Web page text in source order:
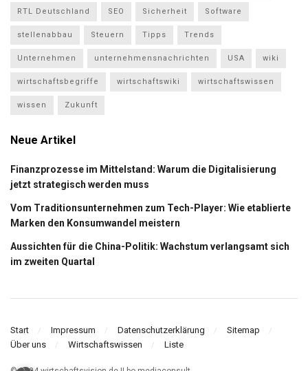
RTL Deutschland SEO Sicherheit Software
stellenabbau Steuern Tipps Trends
Unternehmen unternehmensnachrichten USA wiki
wirtschaftsbegriffe wirtschaftswiki wirtschaftswissen
wissen Zukunft
Neue Artikel
Finanzprozesse im Mittelstand: Warum die Digitalisierung
jetzt strategisch werden muss
Vom Traditionsunternehmen zum Tech-Player: Wie etablierte
Marken den Konsumwandel meistern
Aussichten für die China-Politik: Wachstum verlangsamt sich
im zweiten Quartal
Start Impressum Datenschutzerklärung
Sitemap
Über uns
Wirtschaftswissen Liste